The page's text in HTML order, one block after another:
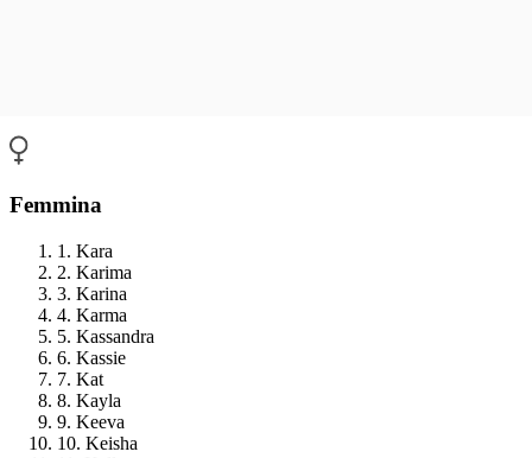
Femmina
1. Kara
2. Karima
3. Karina
4. Karma
5. Kassandra
6. Kassie
7. Kat
8. Kayla
9. Keeva
10. Keisha